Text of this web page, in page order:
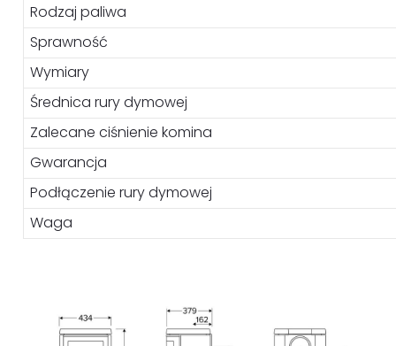
Rodzaj paliwa
Sprawność
Wymiary
Średnica rury dymowej
Zalecane ciśnienie komina
Gwarancja
Podłączenie rury dymowej
Waga